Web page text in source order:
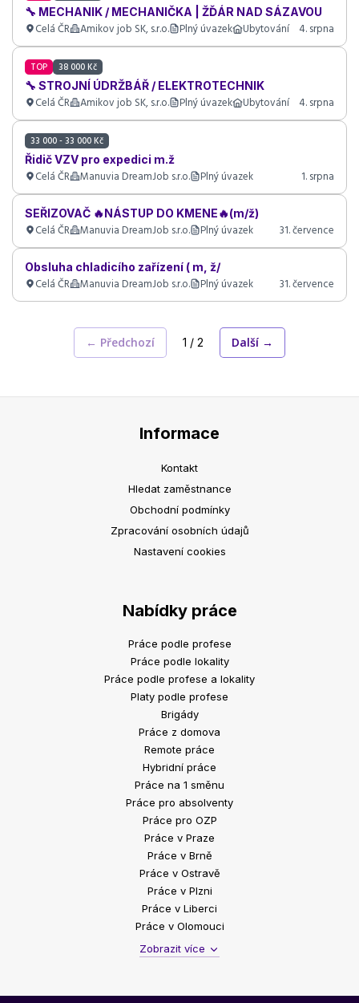
🔧 MECHANIK / MECHANIČKA | ŽĎÁR NAD SÁZAVOU
Celá ČR Amikov job SK, s.r.o. Plný úvazek Ubytování 4. srpna
TOP 38 000 Kč
🔧 STROJNÍ ÚDRŽBÁŘ / ELEKTROTECHNIK
Celá ČR Amikov job SK, s.r.o. Plný úvazek Ubytování 4. srpna
33 000 - 33 000 Kč
Řidič VZV pro expedici m.ž
Celá ČR Manuvia DreamJob s.r.o. Plný úvazek 1. srpna
SEŘIZOVAČ 🔥NÁSTUP DO KMENE🔥(m/ž)
Celá ČR Manuvia DreamJob s.r.o. Plný úvazek 31. července
Obsluha chladicího zařízení ( m, ž/
Celá ČR Manuvia DreamJob s.r.o. Plný úvazek 31. července
← Předchozí 1 / 2 Další →
Informace
Kontakt
Hledat zaměstnance
Obchodní podmínky
Zpracování osobních údajů
Nastavení cookies
Nabídky práce
Práce podle profese
Práce podle lokality
Práce podle profese a lokality
Platy podle profese
Brigády
Práce z domova
Remote práce
Hybridní práce
Práce na 1 směnu
Práce pro absolventy
Práce pro OZP
Práce v Praze
Práce v Brně
Práce v Ostravě
Práce v Plzni
Práce v Liberci
Práce v Olomouci
Zobrazit více